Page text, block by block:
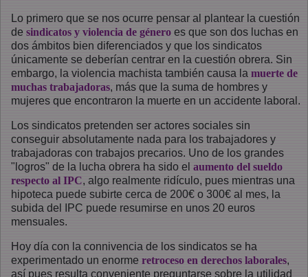
Lo primero que se nos ocurre pensar al plantear la cuestión
de sindicatos y violencia de género es que son dos luchas en
dos ámbitos bien diferenciados y que los sindicatos
únicamente se deberían centrar en la cuestión obrera. Sin
embargo, la violencia machista también causa la muerte de
muchas trabajadoras, más que la suma de hombres y
mujeres que encontraron la muerte en un accidente laboral.
Los sindicatos pretenden ser actores sociales sin
conseguir absolutamente nada para los trabajadores y
trabajadoras con trabajos precarios. Uno de los grandes
"logros" de la lucha obrera ha sido el aumento del sueldo
respecto al IPC, algo realmente ridículo, pues mientras una
hipoteca puede subirte cerca de 200€ o 300€ al mes, la
subida del IPC puede resumirse en unos 20 euros
mensuales.
Hoy día con la connivencia de los sindicatos se ha
experimentado un enorme retroceso en derechos laborales,
así pues resulta conveniente preguntarse sobre la utilidad